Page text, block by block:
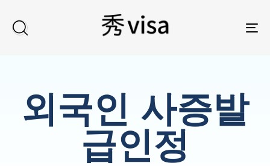
외국인 사증발
급인정